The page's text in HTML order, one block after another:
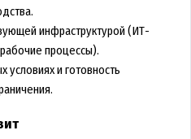
инфраструктурой (ИТ-
процессы).
условиях и готовность